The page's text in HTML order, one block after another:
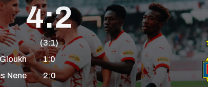
4:2
(3:1)
Gloukh
1:0
Nene
2:0
+2